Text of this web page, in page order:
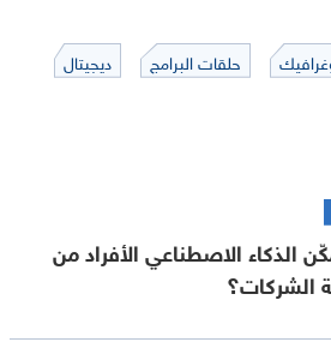
حلقات البرامج
ديجيتال
الذكاء الاصطناعي الأفراد من
الشركات؟